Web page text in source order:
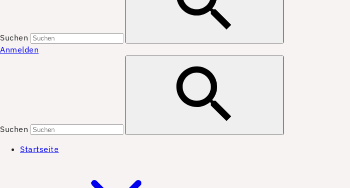
Suchen
Anmelden
Suchen
Startseite